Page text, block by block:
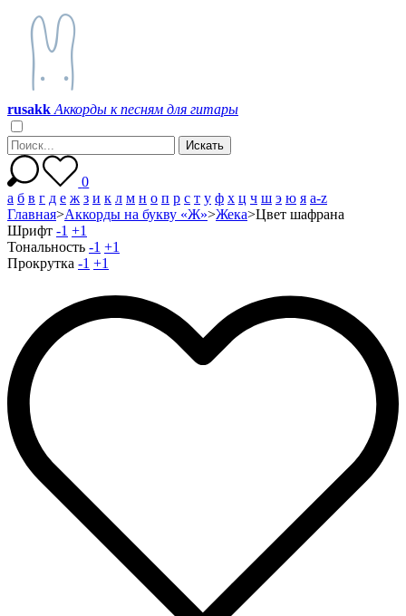
rusakk Аккорды к песням для гитары
0
а б в г д е ж з и к л м н о п р с т у ф х ц ч ш э ю я a-z
Главная>Аккорды на букву «Ж»>Жека>Цвет шафрана
Шрифт -1 +1
Тональность -1 +1
Прокрутка -1 +1